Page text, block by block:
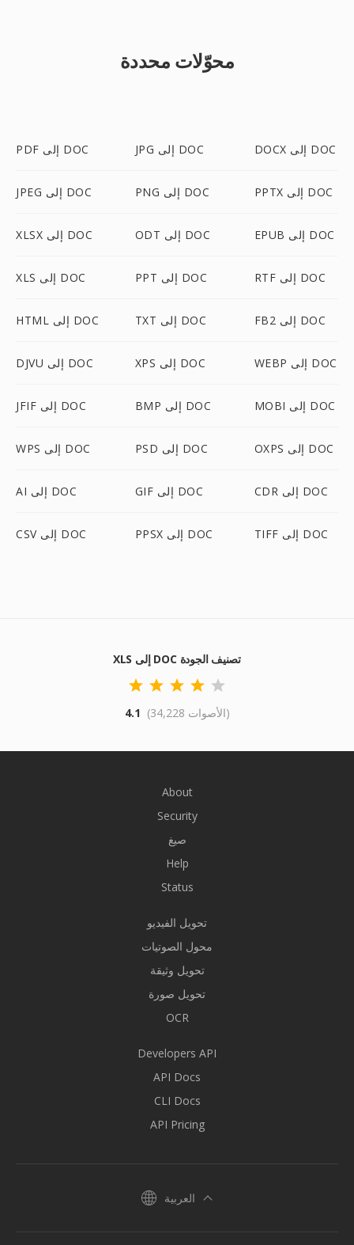
محوّلات محددة
PDF إلى DOC JPG إلى DOC DOCX إلى DOC
JPEG إلى DOC PNG إلى DOC PPTX إلى DOC
XLSX إلى DOC ODT إلى DOC EPUB إلى DOC
XLS إلى DOC PPT إلى DOC RTF إلى DOC
HTML إلى DOC TXT إلى DOC FB2 إلى DOC
DJVU إلى DOC XPS إلى DOC WEBP إلى DOC
JFIF إلى DOC BMP إلى DOC MOBI إلى DOC
WPS إلى DOC PSD إلى DOC OXPS إلى DOC
AI إلى DOC GIF إلى DOC CDR إلى DOC
CSV إلى DOC PPSX إلى DOC TIFF إلى DOC
XLS إلى DOC تصنيف الجودة
4.1 (34,228 الأصوات)
About
Security
صيغ
Help
Status
تحويل الفيديو
محول الصوتيات
تحويل وثيقة
تحويل صورة
OCR
Developers API
API Docs
CLI Docs
API Pricing
العربية